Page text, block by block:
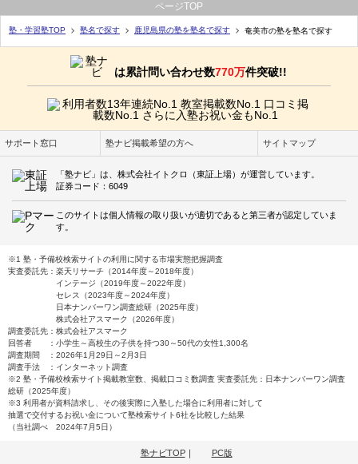
ページTOP
塾・学習塾TOP 塾名で探す 鹿児島県の塾を塾名で探す 奄美市の塾を塾名で探す
は累計問い合わせ数770万件突破!!
サポート窓口 塾ナビ掲載希望の方へ サイトマップ
「塾ナビ」は、株式会社イトクロ（東証上場）が運営しています。
証券コード：6049
このサイトは個人情報の取り扱いが適切であると第三者が認定していま
す。
※1 塾・予備校検索サイトの利用に関する市場実態把握調査
実査委託先：楽天リサーチ（2014年度～2018年度）
インテージ（2019年度～2022年度）
セレス（2023年度～2024年度）
日本ナンバーワン調査総研（2025年度）
株式会社アスマーク（2026年度）
調査委託先：株式会社アスマーク
回答者 ：小学生～高校生の子供を持つ30～50代の女性1,300名
調査期間 ：2026年1月29日～2月3日
調査手法 ：インターネット調査
※2 塾・予備校検索サイト掲載教室数、掲載口コミ数調査 実査委託先：日本ナンバーワン調査
総研（2025年度）
※3 利用者が資料請求し、その後実際に入塾した場合に利用者に対して
抽選で交付するお祝い金について塾検索サイト6社を比較した結果
（当社調べ 2024年7月5日）
塾ナビTOP｜ PC版